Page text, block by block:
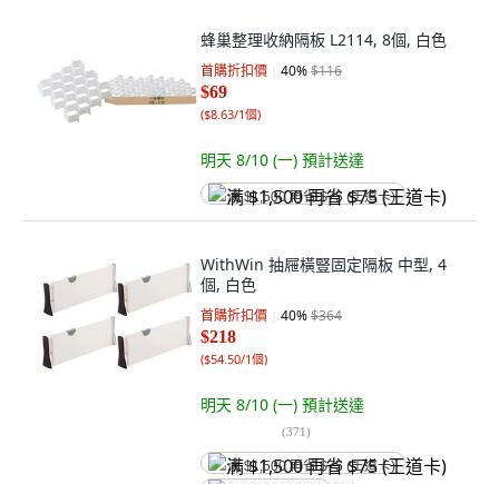
蜂巢整理收納隔板 L2114, 8個, 白色
首購折扣價 40%$116
$69
($8.63/1個)
明天 8/10 (一) 預計送達
满 $1,500 再省 $75 (王道卡)
WithWin 抽屜橫豎固定隔板 中型, 4
個, 白色
首購折扣價 40%$364
$218
($54.50/1個)
明天 8/10 (一) 預計送達
(371)
满 $1,500 再省 $75 (王道卡)